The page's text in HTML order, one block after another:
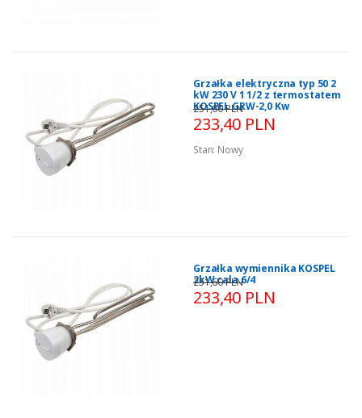
Grzałka elektryczna typ 50 2
kW 230 V 1 1/2 z termostatem
KOSPEL GRW-2,0 Kw
233,40 PLN
251,60 PLN
Stan: Nowy
Grzałka wymiennika KOSPEL
2kW cala 6/4
233,40 PLN
251,60 PLN